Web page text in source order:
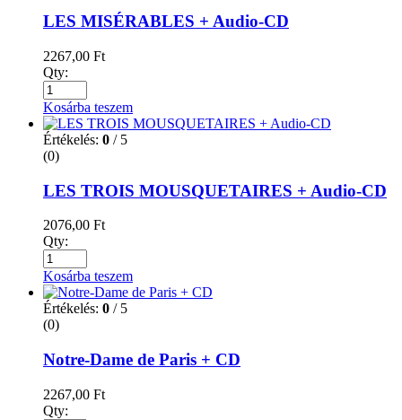
LES MISÉRABLES + Audio-CD
2267,00 Ft
Qty:
Kosárba teszem
Értékelés: 0 / 5
(0)
LES TROIS MOUSQUETAIRES + Audio-CD
2076,00 Ft
Qty:
Kosárba teszem
Értékelés: 0 / 5
(0)
Notre-Dame de Paris + CD
2267,00 Ft
Qty: